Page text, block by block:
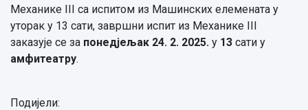
Механике III са испитом из Машинских елемената у
уторак у 13 сати, завршни испит из Механике III
заказује се за понедјељак 24. 2. 2025. у 13 сати у
амфитеатру.
Подијели: